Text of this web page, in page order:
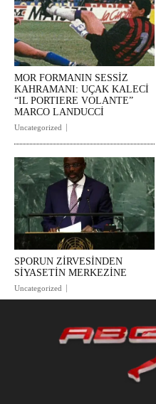
MOR FORMANIN SESSİZ
KAHRAMANI: UÇAK KALECİ
“IL PORTIERE VOLANTE”
MARCO LANDUCCİ
Uncategorized
SPORUN ZİRVESİNDEN
SİYASETİN MERKEZİNE
Uncategorized